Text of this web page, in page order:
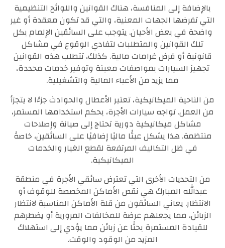
بالإضافة إلى المنافسة، هناك القوانين واللوائح التنظيمية
التي تفرضها الجهات المعنية، والتي قد تكون معقدة أو غير
واضحة في بعض الأحيان. يتوجب على السائقين الإلمام بكل
تلك القوانين والمتطلبات لتفادي الوقوع في مشاكل
قانونية أو فرض غرامات مالية. كذلك، تتطلب هذه القوانين
تجهيز السيارات بمواصفات معينة وتوفير خدمات محددة،
مما يزيد من الأعباء المالية والتشغيلية.
من الناحية الميكانيكية، تعتبر الأعطال والحوادث جزءًا لا يتجزأ
من العمل. تواجه سيارات الأجرة، بحكم استخدامها المستمر،
مشاكل ميكانيكية دورية تحتاج إلى صيانة وإصلاحات
منتظمة. هذا يشكل عبئًا ماليًا إضافيًا على السائقين، خاصةً
في ظل التكاليف المرتفعة لقطع الغيار والخدمات
الميكانيكية.
من التحديات الأخرى التي تعترض سائقي الأجرة في منطقة
عبدالله المبارك هي نقص الأماكن المخصصة للوقوف أو
الانتظار. يعاني السائقون من قلة الأماكن المناسبة لانتظار
الزبائن، مما يجعلهم عرضة للمخالفات المرورية أو يضطرهم
للقيادة المستمرة بحثًا عن زبائن مما يؤدي إلى استهلاك
المزيد من الوقود والوقت.